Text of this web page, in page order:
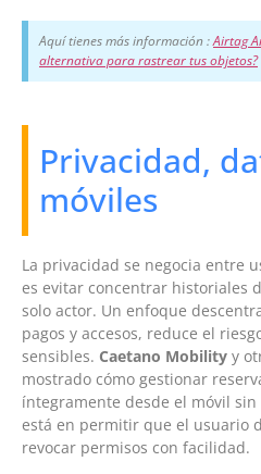
Aquí tienes más información :Airtag
alternativa para rastrear tus objetos?
Privacidad,
móviles
La privacidad se negocia entre
es evitar concentrar historiales
solo actor. Un enfoque
pagos y accesos, reduce el
sensibles. Caetano Mobility y
mostrado cómo gestionar
íntegramente desde el móvil
está en permitir que el usuario
revocar permisos con facilidad.